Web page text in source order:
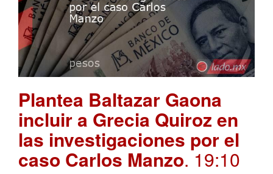
Plantea Baltazar Gaona
incluir a Grecia Quiroz en
las investigaciones por el
caso Carlos Manzo. 19:10